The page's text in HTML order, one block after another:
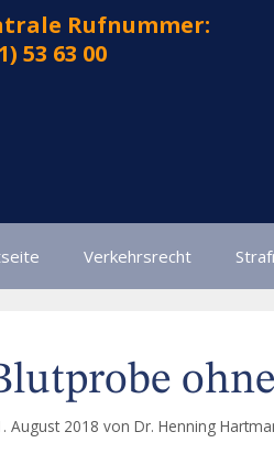
Rufnummer:
53 63 00
Verkehrsrecht
August 2018 von Dr. Henning